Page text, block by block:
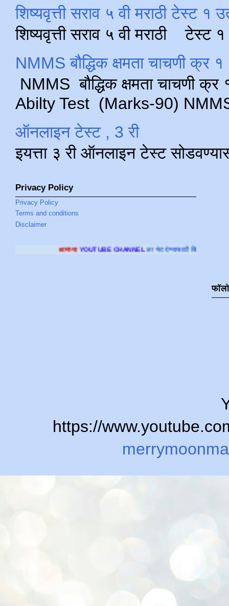
शिष्यवृत्ती सराव ५ वी मराठी टेस्ट १
शिष्यवृत्ती सराव ५ वी मराठी टेस्ट
NMMS बौद्धिक क्षमता चाचणी क्र
NMMS बौद्धिक क्षमता चाचणी
Abilty Test (Marks-90) NMMS
ऑनलाइन टेस्ट , 3 री
इयत्ता ३ री ऑनलाइन टेस्ट
Privacy Policy
Privacy Policy
Terms and conditions
Disclaimer
YOUTUBE CHANNELला भेट देण्यासाठी क्लिक करा.
https://